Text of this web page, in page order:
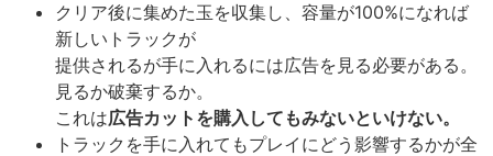
クリア後に集めた玉を収集し、容量が100%になれば
新しいトラックが
提供されるが手に入れるには広告を見る必要がある。
見るか破棄するか。
これは広告カットを購入してもみないといけない。
トラックを手に入れてもプレイにどう影響するかが全